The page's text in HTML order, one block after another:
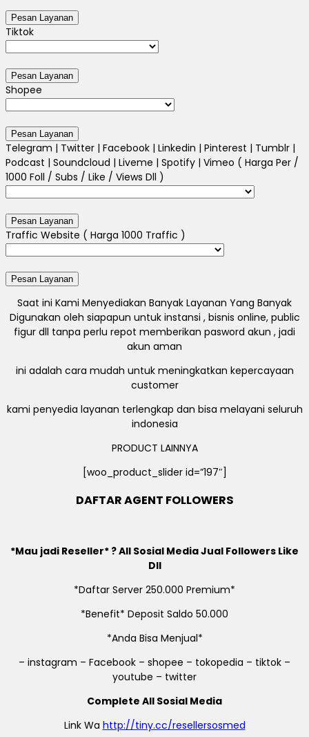
Tiktok
Shopee
Telegram | Twitter | Facebook | Linkedin | Pinterest | Tumblr |
Podcast | Soundcloud | Liveme | Spotify | Vimeo ( Harga Per /
1000 Foll / Subs / Like / Views Dll )
Traffic Website ( Harga 1000 Traffic )
Saat ini Kami Menyediakan Banyak Layanan Yang Banyak
Digunakan oleh siapapun untuk instansi , bisnis online, public
figur dll tanpa perlu repot memberikan pasword akun , jadi
akun aman
ini adalah cara mudah untuk meningkatkan kepercayaan
customer
kami penyedia layanan terlengkap dan bisa melayani seluruh
indonesia
PRODUCT LAINNYA
[woo_product_slider id=”197″]
DAFTAR AGENT FOLLOWERS
*Mau jadi Reseller* ? All Sosial Media Jual Followers Like
Dll
*Daftar Server 250.000 Premium*
*Benefit* Deposit Saldo 50.000
*Anda Bisa Menjual*
– instagram – Facebook – shopee – tokopedia – tiktok –
youtube – twitter
Complete All Sosial Media
Link Wa http://tiny.cc/resellersosmed